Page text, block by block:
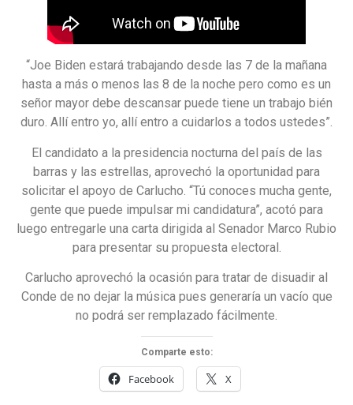
“Joe Biden estará trabajando desde las 7 de la mañana
hasta a más o menos las 8 de la noche pero como es un
señor mayor debe descansar puede tiene un trabajo bién
duro. Allí entro yo, allí entro a cuidarlos a todos ustedes”.
El candidato a la presidencia nocturna del país de las
barras y las estrellas, aprovechó la oportunidad para
solicitar el apoyo de Carlucho. “Tú conoces mucha gente,
gente que puede impulsar mi candidatura”, acotó para
luego entregarle una carta dirigida al Senador Marco Rubio
para presentar su propuesta electoral.
Carlucho aprovechó la ocasión para tratar de disuadir al
Conde de no dejar la música pues generaría un vacío que
no podrá ser remplazado fácilmente.
Comparte esto:
Facebook X